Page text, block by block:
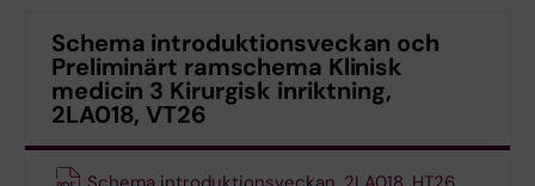
Schema introduktionsveckan och
Preliminärt ramschema Klinisk
medicin 3 Kirurgisk inriktning,
2LA018, VT26